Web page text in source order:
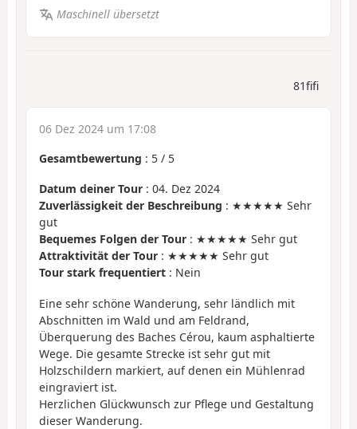
Maschinell übersetzt
81fifi
06 Dez 2024 um 17:08
Gesamtbewertung : 5 / 5
Datum deiner Tour : 04. Dez 2024
Zuverlässigkeit der Beschreibung : ★★★★★ Sehr
gut
Bequemes Folgen der Tour : ★★★★★ Sehr gut
Attraktivität der Tour : ★★★★★ Sehr gut
Tour stark frequentiert : Nein
Eine sehr schöne Wanderung, sehr ländlich mit
Abschnitten im Wald und am Feldrand,
Überquerung des Baches Cérou, kaum asphaltierte
Wege. Die gesamte Strecke ist sehr gut mit
Holzschildern markiert, auf denen ein Mühlenrad
eingraviert ist.
Herzlichen Glückwunsch zur Pflege und Gestaltung
dieser Wanderung.